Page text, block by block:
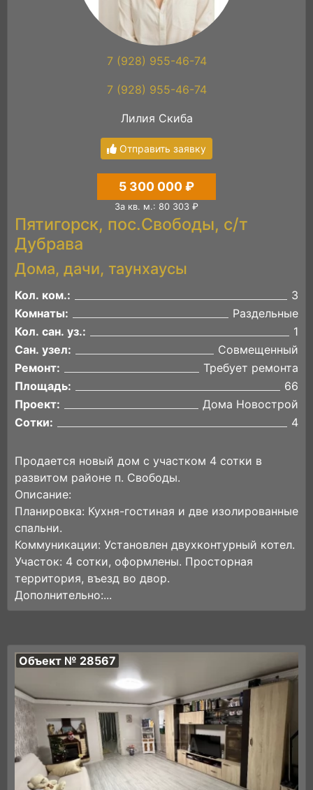
7 (928) 955-46-74
7 (928) 955-46-74
Лилия Скиба
Отправить заявку
5 300 000 ₽
За кв. м.: 80 303 ₽
Пятигорск, пос.Свободы, с/т
Дубрава
Дома, дачи, таунхаусы
Кол. ком.:
3
Комнаты:
Раздельные
Кол. сан. уз.:
1
Сан. узел:
Совмещенный
Ремонт:
Требует ремонта
Площадь:
66
Проект:
Дома Новострой
Сотки:
4
Продается новый дом с участком 4 сотки в
развитом районе п. Свободы.
Описание:
Планировка: Кухня-гостиная и две изолированные
спальни.
Коммуникации: Установлен двухконтурный котел.
Участок: 4 сотки, оформлены. Просторная
территория, въезд во двор.
Дополнительно:...
Объект № 28567